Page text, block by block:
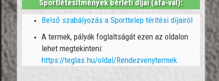
Sportlétesítmények bérleti díjai (áfa-val):
Belső szabályozás a Sporttelep térítési díjairól
A termek, pályák foglaltságát ezen az oldalon
lehet megtekinteni:
https://teglas.hu/oldal/Rendezvenytermek